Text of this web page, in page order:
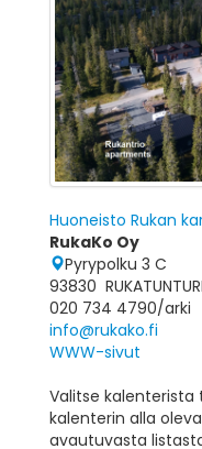
Huoneisto Rukan
RukaKo Oy
Pyrypolku 3 C
93830 RUKATUNTURI
020 734 4790/arki
info@rukako.fi
WWW-sivut
Valitse kalenterista
kalenterin alla
avautuvasta